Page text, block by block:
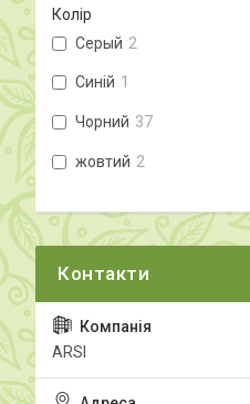
Колір
Серый 2
Синій 1
Чорний 37
жовтий 2
ARSI